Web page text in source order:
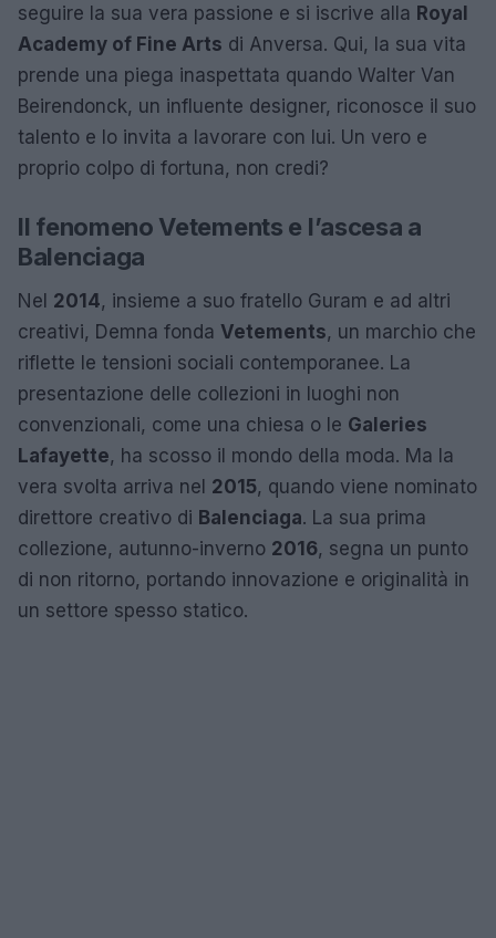
seguire la sua vera passione e si iscrive alla Royal
Academy of Fine Arts di Anversa. Qui, la sua vita
prende una piega inaspettata quando Walter Van
Beirendonck, un influente designer, riconosce il suo
talento e lo invita a lavorare con lui. Un vero e
proprio colpo di fortuna, non credi?
Il fenomeno Vetements e l’ascesa a
Balenciaga
Nel 2014, insieme a suo fratello Guram e ad altri
creativi, Demna fonda Vetements, un marchio che
riflette le tensioni sociali contemporanee. La
presentazione delle collezioni in luoghi non
convenzionali, come una chiesa o le Galeries
Lafayette, ha scosso il mondo della moda. Ma la
vera svolta arriva nel 2015, quando viene nominato
direttore creativo di Balenciaga. La sua prima
collezione, autunno-inverno 2016, segna un punto
di non ritorno, portando innovazione e originalità in
un settore spesso statico.